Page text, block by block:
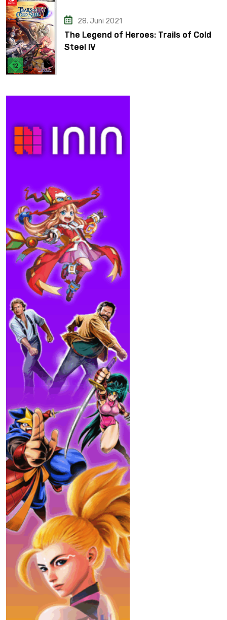
28. Juni 2021
The Legend of Heroes: Trails of Cold
Steel IV